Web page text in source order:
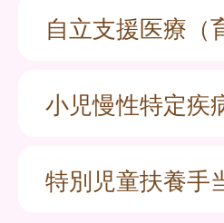
自立支援医療（
小児慢性特定疾
特別児童扶養手